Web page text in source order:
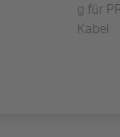
g für
Kabel